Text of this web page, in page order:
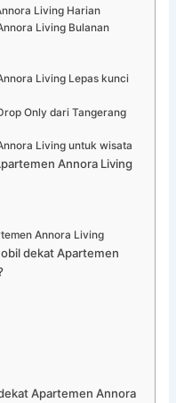
Living Harian
Living Bulanan
Living Lepas kunci
Only dari Tangerang
Living untuk wisata
Annora Living
Annora Living
dekat Apartemen
Apartemen Annora